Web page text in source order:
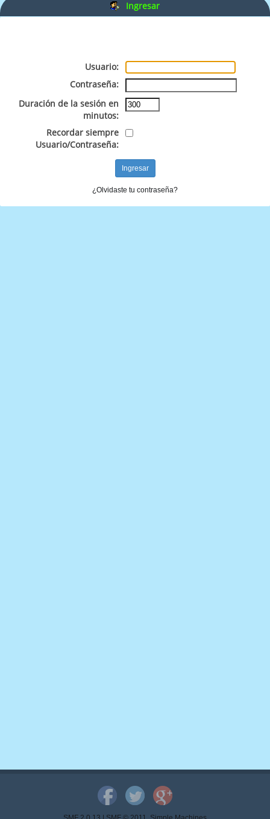
Ingresar
Usuario:
Contraseña:
Duración de la sesión en
minutos:
Recordar siempre
Usuario/Contraseña:
¿Olvidaste tu contraseña?